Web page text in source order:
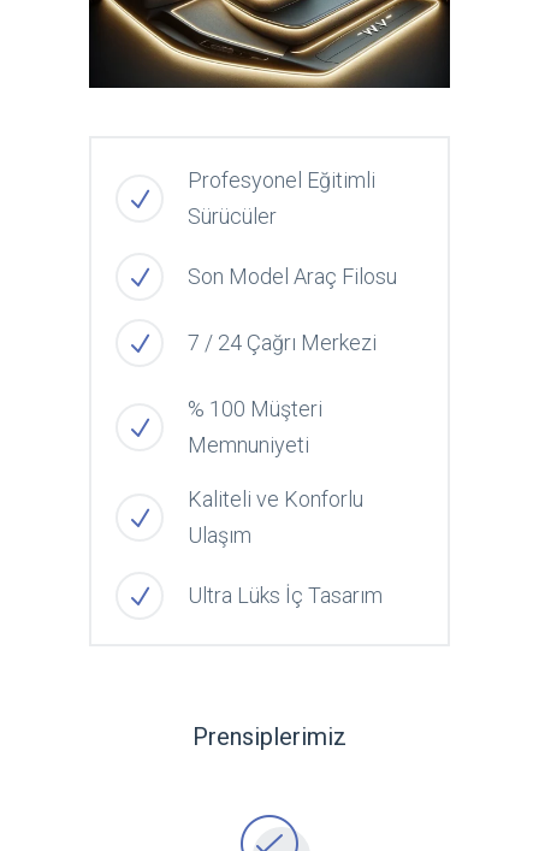
Profesyonel Eğitimli
Sürücüler
Son Model Araç Filosu
7 / 24 Çağrı Merkezi
% 100 Müşteri
Memnuniyeti
Kaliteli ve Konforlu
Ulaşım
Ultra Lüks İç Tasarım
Prensiplerimiz